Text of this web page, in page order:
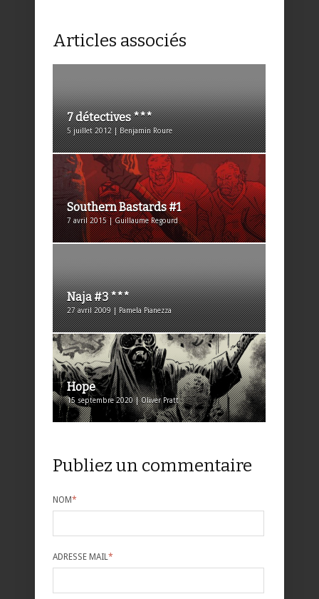
Articles associés
7 détectives ***
5 juillet 2012 | Benjamin Roure
Southern Bastards #1
7 avril 2015 | Guillaume Regourd
Naja #3 ***
27 avril 2009 | Pamela Pianezza
Hope
15 septembre 2020 | Oliver Pratt
Publiez un commentaire
NOM*
ADRESSE MAIL*